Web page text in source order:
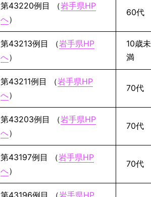
第43220例目 （岩手県HP
へ）
60代
第43213例目 （岩手県HP
へ）
10歳未
満
第43211例目 （岩手県HP
へ）
70代
第43203例目 （岩手県HP
へ）
70代
第43197例目 （岩手県HP
へ）
70代